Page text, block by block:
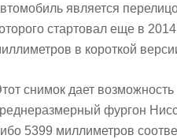
является
стартовал еще в
в короткой
снимок дает
фургон
5399 миллиметров